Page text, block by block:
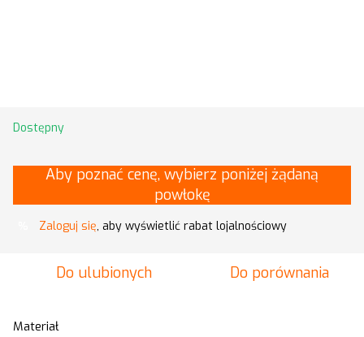
Dostępny
Aby poznać cenę, wybierz poniżej żądaną
powłokę
Zaloguj się, aby wyświetlić rabat lojalnościowy
Do ulubionych Do porównania
Materiał